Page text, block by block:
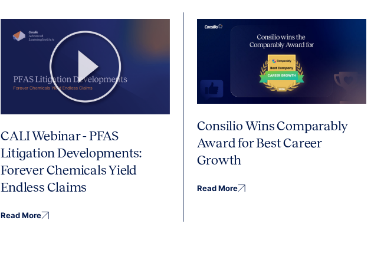
CALI Webinar - PFAS
Litigation Developments:
Forever Chemicals Yield
Endless Claims
Read More
Consilio Wins Comparably
Award for Best Career
Growth
Read More